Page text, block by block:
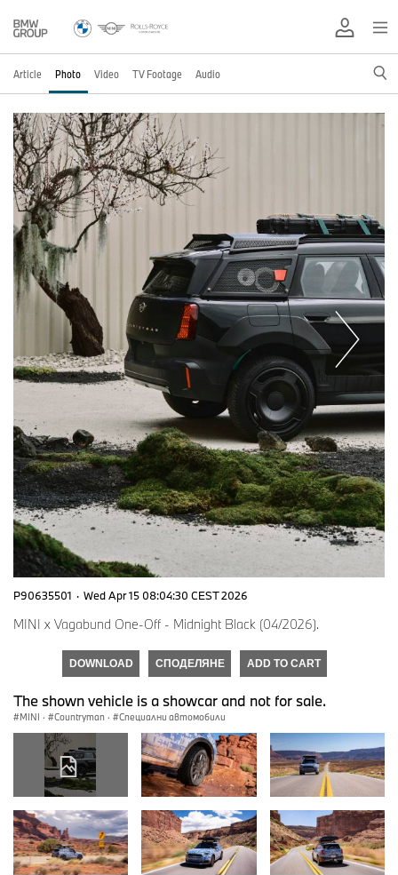
Article Photo Video TV Footage Audio
P90635501 · Wed Apr 15 08:04:30 CEST 2026
MINI x Vagabund One-Off - Midnight Black (04/2026).
DOWNLOAD СПОДЕЛЯНЕ ADD TO CART
The shown vehicle is a showcar and not for sale.
MINI · Countryman · Специални автомобили